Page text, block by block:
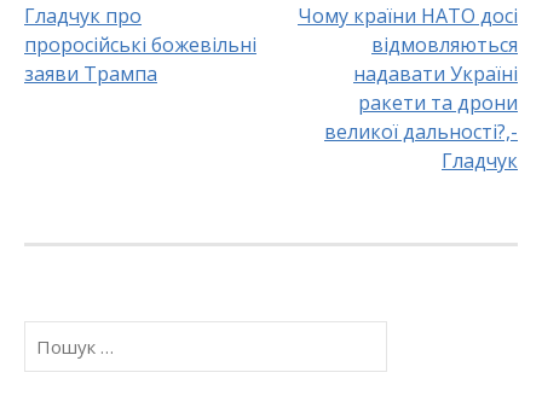
P
n
v
Гладчук про
проросійські божевільні
заяви Трампа
Чому країни НАТО досі
відмовляються
надавати Україні
ракети та дрони
великої дальності?,-
Гладчук
П
ш